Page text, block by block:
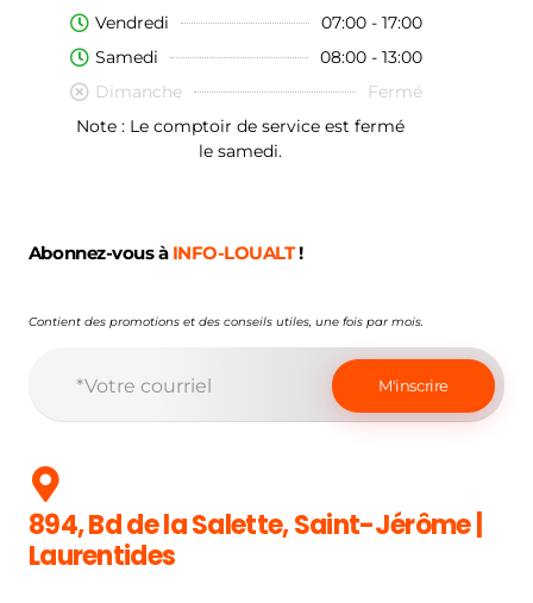
Vendredi
07:00 - 17:00
Samedi
08:00 - 13:00
Dimanche
Fermé
Note : Le comptoir de service est fermé
le samedi.
Abonnez-vous à INFO-LOUALT!
Contient des promotions et des conseils utiles, une fois par mois.
894, Bd de la Salette, Saint-Jérôme |
Laurentides